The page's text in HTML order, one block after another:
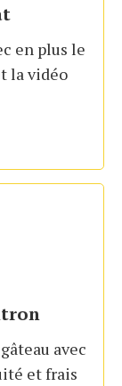
en plus le
la vidéo
avec
et frais